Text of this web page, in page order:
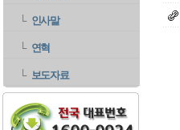
└ 인사말
└ 연혁
└ 보도자료